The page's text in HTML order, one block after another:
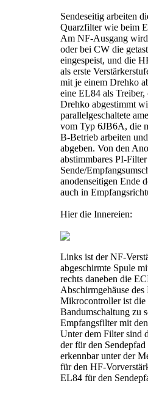
Sendeseitig arbeiten
Quarzfilter wie beim
Am NF-Ausgang
oder bei CW die
eingespeist, und die
als erste
mit je einem Drehko
eine EL84 als
Drehko abgestimmt
parallelgeschaltete
vom Typ 6JB6A, die
B-Betrieb arbeiten
abgeben. Von den
abstimmbares PI-
Sende/
anodenseitigen Ende
auch in
Hier die Innereien:
Links ist der NF-
abgeschirmte Spule
rechts daneben die
Abschirmgehäuse
Mikrocontroller ist die
Bandumschaltung zu
Empfangsfilter mit
Unter dem Filter sind
der für den
erkennbar unter der
für den HF-
EL84 für den